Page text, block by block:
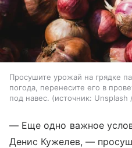
Просушите урожай на грядке
погода, перенесите его в
под навес.
источник: Unsplash
— Еще одно важное
Денис Кужелев, —